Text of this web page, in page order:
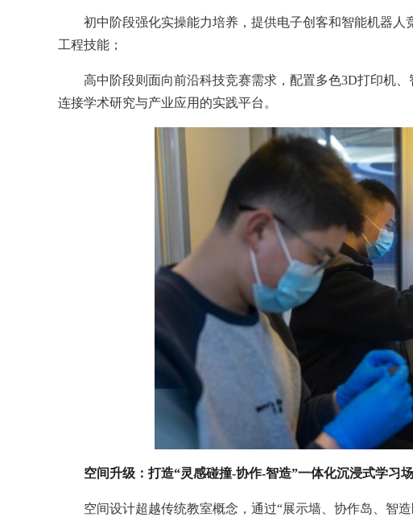
初中阶段强化实操能力培养，提供电子创客和智能机器
工程技能；
高中阶段则面向前沿科技竞赛需求，配置多色3D打印机
连接学术研究与产业应用的实践平台。
空间升级：打造“灵感碰撞-协作-智造”一体化沉浸式学习
空间设计超越传统教室概念，通过“展示墙、协作岛、智